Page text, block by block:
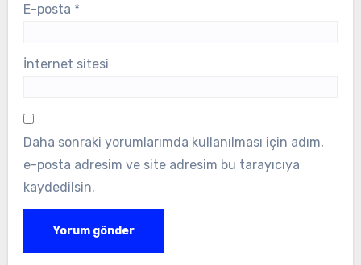
E-posta *
İnternet sitesi
Daha sonraki yorumlarımda kullanılması için adım,
e-posta adresim ve site adresim bu tarayıcıya
kaydedilsin.